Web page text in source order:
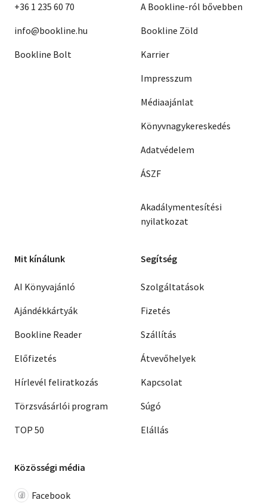
+36 1 235 60 70
info@bookline.hu
Bookline Bolt
A Bookline-ról bővebben
Bookline Zöld
Karrier
Impresszum
Médiaajánlat
Könyvnagykereskedés
Adatvédelem
ÁSZF
Akadálymentesítési
nyilatkozat
Mit kínálunk
AI Könyvajánló
Ajándékkártyák
Bookline Reader
Előfizetés
Hírlevél feliratkozás
Törzsvásárlói program
TOP 50
Segítség
Szolgáltatások
Fizetés
Szállítás
Átvevőhelyek
Kapcsolat
Súgó
Elállás
Közösségi média
Facebook